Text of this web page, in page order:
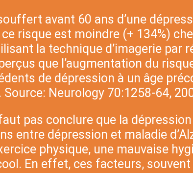
avant 60 ans d’une
risque est moindre (+ 134%)
la technique d’imagerie par
que l’augmentation du
de dépression à un âge
Source: Neurology 70:1258-64,
pas conclure que la dépression
entre dépression et maladie
physique, une mauvaise
En effet, ces facteurs,